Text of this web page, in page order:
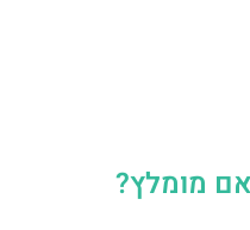
מומלץ?